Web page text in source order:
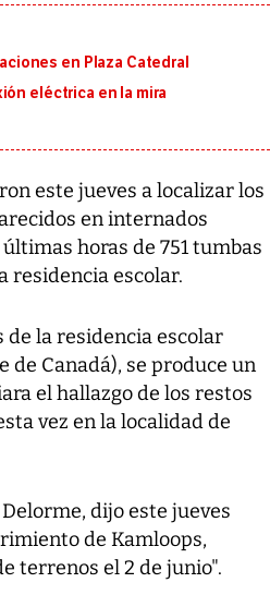
en Plaza Catedral
eléctrica en la mira
este jueves a localizar los
en internados
horas de 751 tumbas
residencia escolar.
la residencia escolar
de Canadá), se produce un
el hallazgo de los restos
vez en la localidad de
dijo este jueves
de Kamloops,
terrenos el 2 de junio".
hacia sus adversarios, el
presidente de Brasil, Luiz Inácio Lula
Silva, oficializó este domingo su